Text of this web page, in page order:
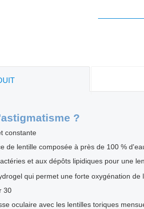
?
constante
de lentille composée à près de 100 %
et aux dépôts lipidiques pour une
qui permet une forte oxygénation de
30
oculaire avec les lentilles toriques